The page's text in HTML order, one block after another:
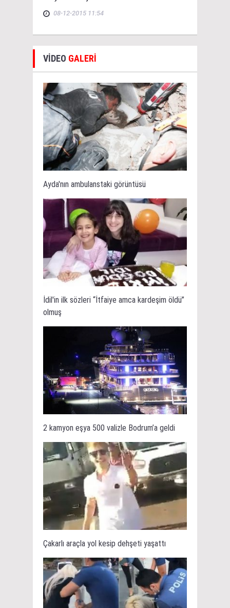
08-12-2015 11:54
VİDEO GALERİ
Ayda'nın ambulanstaki görüntüsü
İdil'in ilk sözleri “İtfaiye amca kardeşim öldü”
olmuş
2 kamyon eşya 500 valizle Bodrum’a geldi
Çakarlı araçla yol kesip dehşeti yaşattı